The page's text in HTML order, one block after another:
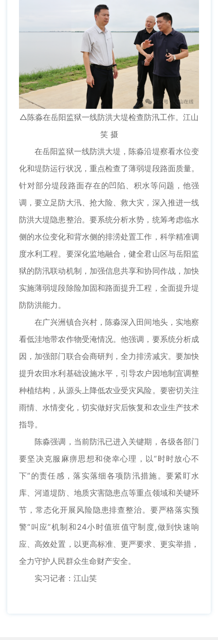
△陈淼在岳阳监狱一线防洪大堤检查防汛工作。江山
笑 摄
在岳阳监狱一线防洪大堤，陈淼沿堤察看水位变
化和堤防运行状况，重点检查了薄弱堤段路面质量。
针对部分堤段路面存在的凹陷、积水等问题，他强
调，要立足防大汛、抢大险、救大灾，深入推进一线
防洪大堤隐患整治。要系统分析水势，统筹考虑临水
侧的水位变化和背水侧的排涝处置工作，科学精准调
度水利工程。要深化监地融合，健全君山区与岳阳监
狱的防汛联动机制，加强信息共享和协同作战，加快
实施薄弱堤段除险加固和路面提升工程，全面提升堤
防防洪能力。
在广兴洲镇合兴村，陈淼深入田间地头，实地察
看低洼地带农作物受淹情况。他强调，要系统分析成
因，加强部门联合会商研判，全力排涝减灾。要加快
提升农田水利基础设施水平，引导农户因地制宜调整
种植结构，从源头上降低农业受灾风险。要密切关注
雨情、水情变化，切实做好灾后恢复和农业生产技术
指导。
陈淼强调，当前防汛已进入关键期，各级各部门
要坚决克服麻痹思想和侥幸心理，以“时时放心不
下”的责任感，落实落细各项防汛措施。要紧盯水
库、河道堤防、地质灾害隐患点等重点领域和关键环
节，常态化开展风险隐患排查整治。要严格落实预
警“叫应”机制和24小时值班值守制度,做到快速响
应、高效处置，以更高标准、更严要求、更实举措，
全力守护人民群众生命财产安全。
实习记者：江山笑